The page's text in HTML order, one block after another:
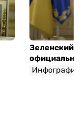
Зеленский